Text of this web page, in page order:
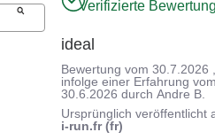
Verifizierte
ideal
Bewertung vom30.7.2026
infolge einer Erfahrung
30.6.2026 durchAndre B.
Ursprünglich veröffentlicht
i-run.fr (fr)